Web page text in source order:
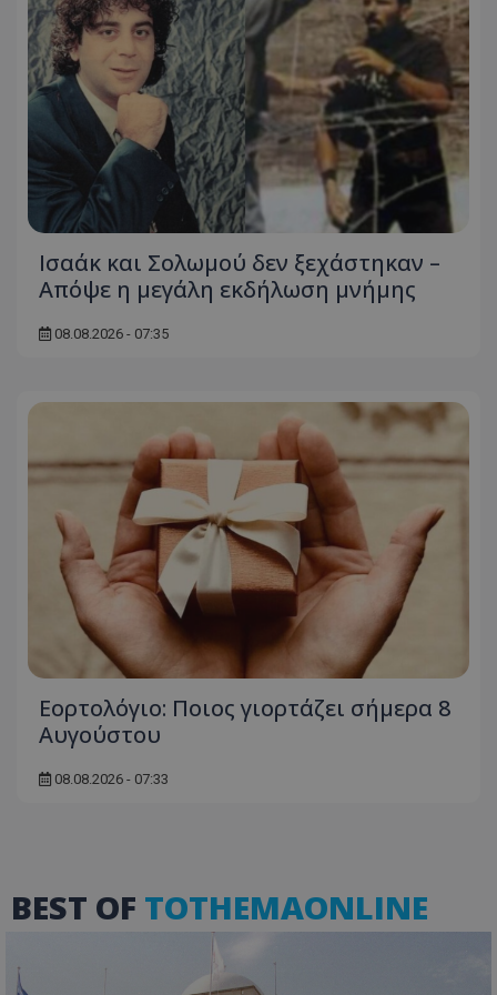
Ισαάκ και Σολωμού δεν ξεχάστηκαν –
Απόψε η μεγάλη εκδήλωση μνήμης
08.08.2026 - 07:35
Εορτολόγιο: Ποιος γιορτάζει σήμερα 8
Αυγούστου
08.08.2026 - 07:33
BEST OF TOTHEMAONLINE
Στόχευσης
Λειτουργικότητας
Μη ταξινομημένα
Τα απολύτως απαραίτητα cookies επιτρέπουν
βασικές λειτουργίες του ιστότοπου, όπως τη
σύνδεση χρήστη και τη διαχείριση λογαριασμού.
Ο ιστότοπος δεν μπορεί να χρησιμοποιηθεί σωστά
χωρίς τα απολύτως απαραίτητα cookies.
Ονοματεπώνυμο
Προμηθευτής /Πεδίο
usprivacy
.lifenewscy.tothemaonline.com
ASP.NET_SessionId
Microsoft Corporation